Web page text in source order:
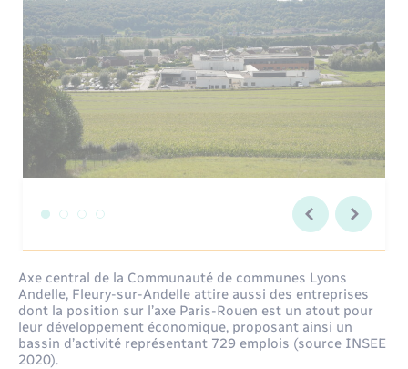
Axe central de la Communauté de communes Lyons
Andelle, Fleury-sur-Andelle attire aussi des entreprises
dont la position sur l’axe Paris-Rouen est un atout pour
leur développement économique, proposant ainsi un
bassin d’activité représentant 729 emplois (source INSEE
2020).